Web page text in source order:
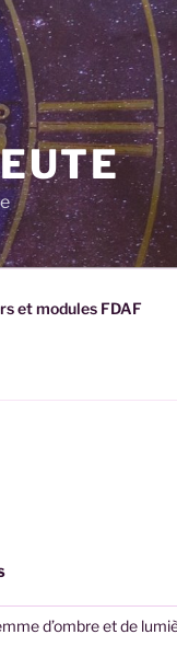
et modules FDAF
d’ombre et de